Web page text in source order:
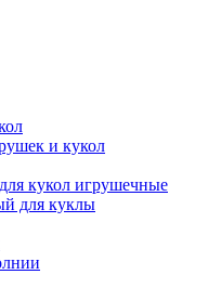
и кукол
кукол игрушечные
для куклы